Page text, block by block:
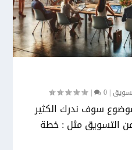
|
0
|
سوف ندرك الكثير
التسويق مثل : خطة